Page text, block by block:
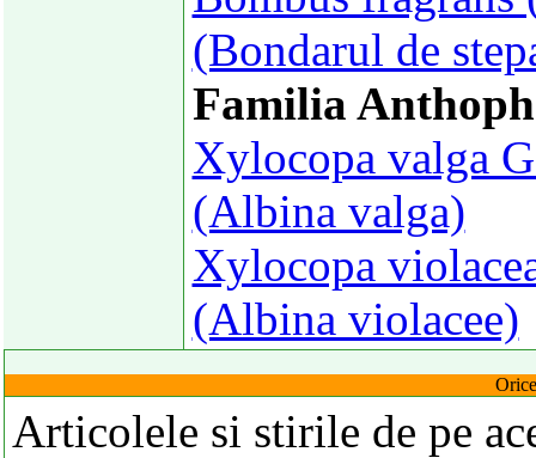
(Bondarul de
Familia
Xylocopa valga
(Albina valga)
Xylocopa
(Albina violacee)
Articolele si stirile de pe